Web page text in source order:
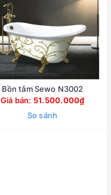
Bồn tắm Sewo N3002
Giá bán: 51.500.000₫
So sánh